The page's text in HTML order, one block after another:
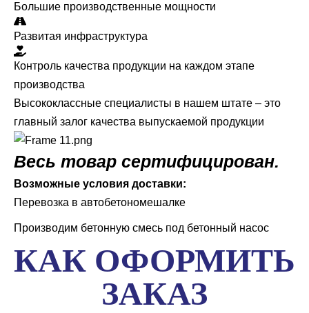
Большие производственные мощности
Развитая инфраструктура
Контроль качества продукции на каждом этапе
производства
Высококлассные специалисты в нашем штате – это
главный залог качества выпускаемой продукции
Весь товар сертифицирован.
Возможные условия доставки:
Перевозка в автобетономешалке
Производим бетонную смесь под бетонный насос
КАК ОФОРМИТЬ
ЗАКАЗ